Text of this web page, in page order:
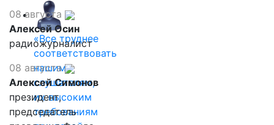
«Все труднее
соответствовать
нашим
слушателям,
их высоким
требованиям
08 августа
Алексей Осин
радиожурналист
08 августа
Алексей Симонов
президент,
председатель